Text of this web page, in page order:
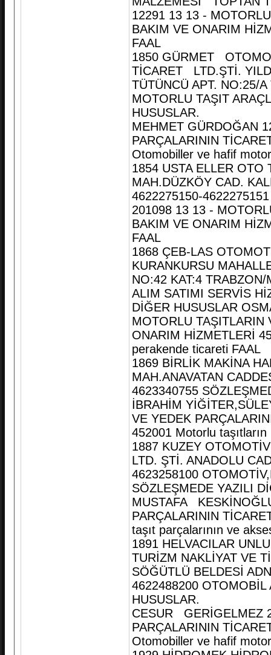
12291 13 13 -
BAKIM VE ONARIM
FAAL
1850 GÜRMET
TİCARET LTD.ŞTİ.
TÜTÜNCÜ APT. NO:25/
MOTORLU TAŞIT
HUSUSLAR.
MEHMET GÜRDOĞAN
PARÇALARININ
Otomobiller ve hafif
1854 USTA ELLER OTO
MAH.DÜZKÖY CAD.
4622275150-
201098 13 13 -
BAKIM VE ONARIM
FAAL
1868 ÇEB-LAS
KURANKURSU
NO:42 KAT:4
ALIM SATIMI SERVİS
DİĞER HUSUSLAR
MOTORLU TAŞITLARIN
ONARIM HİZMETLERİ
perakende ticareti FAAL
1869 BİRLİK MAKİNA
MAH.ANAVATAN
4623340755
İBRAHİM
VE YEDEK
452001 Motorlu taşıtların
1887 KUZEY
LTD. ŞTİ. ANADOLU
4623258100
SÖZLEŞMEDE YAZILI
MUSTAFA
PARÇALARININ
taşıt parçalarının ve
1891 HELVACILAR
TURİZM NAKLİYAT VE
SÖĞÜTLÜ BELDESİ
4622488200
HUSUSLAR.
CESUR GERİGELMEZ
PARÇALARININ
Otomobiller ve hafif